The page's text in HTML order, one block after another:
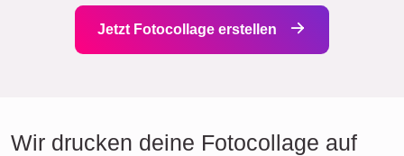
Jetzt Fotocollage erstellen
Wir drucken deine Fotocollage auf